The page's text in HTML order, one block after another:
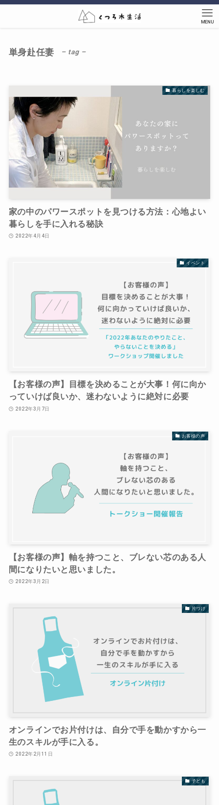
MENU
単身赴任妻 – tag –
暮らしを楽しむ
家の中のパワースポットを見つける方法：心地よい
暮らしを手に入れる秘訣
2022年4月4日
イベント
【お客様の声】目標を決めることが大事！何に向か
っていけば良いか、迷わないように絶対に必要
2022年3月7日
お客様の声
【お客様の声】軸を持つこと、ブレない芯のある人
間になりたいと思いました。
2022年3月2日
片づけ
オンラインでお片付けは、自分で手を動かすから一
生のスキルが手に入る。
2022年2月11日
子ども